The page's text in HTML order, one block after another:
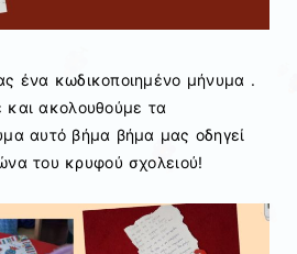
ένα κωδικοποιημένο μήνυμα .
και ακολουθούμε τα
αυτό βήμα βήμα μας οδηγεί
του κρυφού σχολειού!